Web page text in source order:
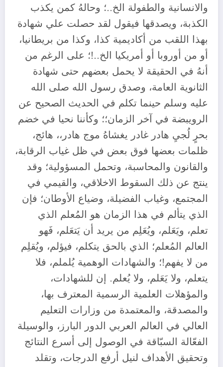
والانسانية والطفولة الخ..؛ وحالهُ كمن يكذب
الكذبة، ويصدقها فيقول لقد حصلت علي شهادة
بهذا اللقب من أكاديمية كذا، وكذا من بريطانيا،
أو من أوروبا أو أمريكيا الخ..!؛ على الرغم من
أنهُ في الحقيقة لا يحمل بعضهم حتى شهادة
الثانوية العامة، وصدق رسول الله صلى الله
عليه وسلم حينما تكلم في الحديث الصحيح عن
الرويبضة في آخر الزمان؛؛ وكأننا نحيا في خضم
بحرٍ لُجيِ هادر غادر يغشاهُ موج هادر،، هائج،
ظلمات بعضها فوق بعض في ظل غياب الرقابة،
والقانون والمحاسبة، وتحمل المسؤولية؛ وقد
ينتج عن ذلك السقوط الاخلاقي، والقيمي في
المجتمع، وغياب الفضيلة، وضياع الأوطان؛ فإن
الذي يتألم في هذا الزمان هو المُعلم الذي
تعلم، ويَعَلم، ويُعَلِم من يريد أن يَتعَلم، فَهو
العالم المُعلم؛ الذي بالحق يتكلم، فيؤلم، ويُقلِم
من لا يفهم!؛ والشهادات الوهمية يُلملم، فلا
يتعلم، ولا يَعَلم، ولا يُعلم. إن للشهادات،
والمؤهلات العلمية الرسمية المعترف بها،
والمصدقة، والمعتمدة من وزارات التعليم
العالي في العالم العربي الدور البارز، والوسيلة
الفعّالة السبّاقة في الوصول إلى أسرع النتائج
وتحقيق الأهداف لنيل أرفع الدرجات، وتقلد